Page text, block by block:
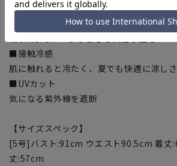
ネットに入れて中性洗剤で優しく押し洗い
■2WAYストレッチ
■接触冷感
肌に触れると冷たく、夏でも快適に涼し
■UVカット
気になる紫外線を遮断
【サイズスペック】
[5号]バスト:91cm ウエスト90.5cm 着丈
丈:57cm